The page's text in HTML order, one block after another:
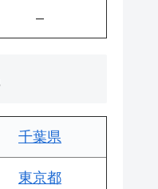
–
千葉県
東京都